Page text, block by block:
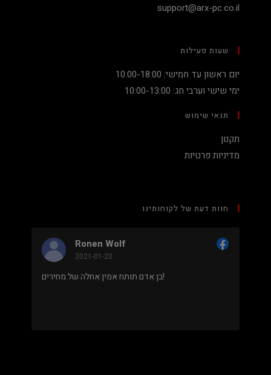
support@arx-pc.co.il
שעות פעילות
יום ראשון עד חמישי: 10:00-18:00
ימי שישי וערבי חג: 10:00-13:00
תנאי שימוש
תקנון
מדיניות פרטיות
חוות דעת של לקוחותינו
בן אדם תותח אמין אחלה של מחירים!
Nadav Peket
מחיר נמוך והוגן למעבד 5900X בלי שצריך לקנות